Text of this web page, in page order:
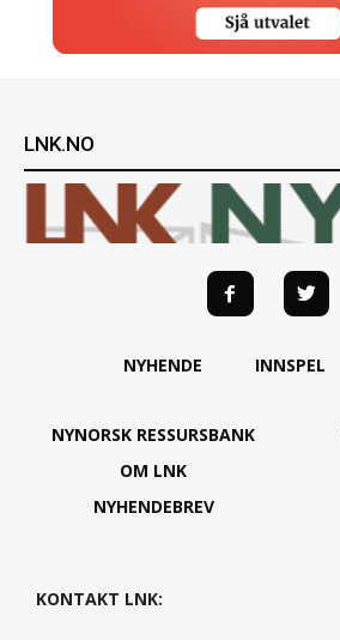
LNK.NO
NYHENDE INNSPEL
NYNORSK RESSURSBANK
OM LNK
NYHENDEBREV
KONTAKT LNK: